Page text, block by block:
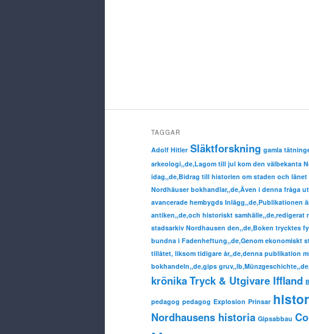
TAGGAR
Adolf Hitler Släktforskning gamla
arkeologi,,de,Lagom till jul kom den välbekanta
idag,,de,Bidrag till historien om staden och
Nordhäuser bokhandlar,,de,Även i denna fråga
avancerade hembygds Inlägg,,de,Publikationen
antiken,,de,och historiskt samhälle,,de,redigerat
stadsarkiv Nordhausen den,,de,Boken trycktes
bundna i Fadenheftung,,de,Genom ekonomiskt
tillåtet, liksom tidigare år,,de,denna publikation
bokhandeln,,de,gips
krönikaTryck & Utgivare Iffland
pedagog pedagog Explosion Prinsar
Nordhausens historia Gipsabbau